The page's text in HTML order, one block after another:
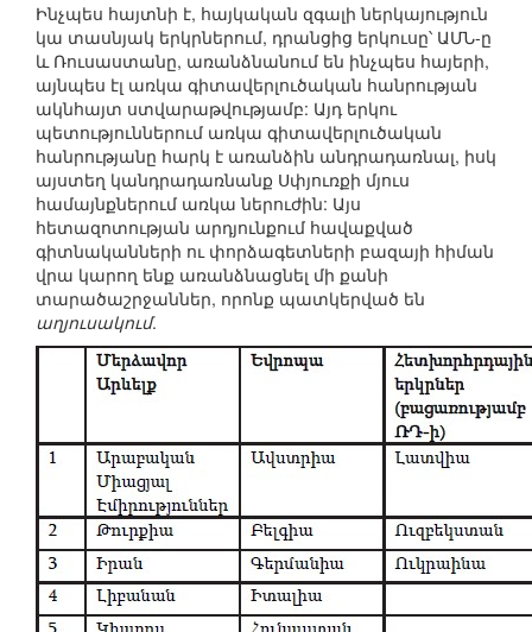
Ինչպես հայտնի է, հայկական զգալի ներկայություն
կա տասնյակ երկրներում, դրանցից երկուսը՝ ԱՄՆ-ը
և Ռուսաստանը, առանձնանում են ինչպես հայերի,
այնպես էլ առկա գիտավերլուծական հանրության
ակնհայտ ստվարաթվությամբ: Այդ երկու
պետություններում առկա գիտավերլուծական
հանրությանը հարկ է առանձին անդրադառնալ, իսկ
այստեղ կանդրադառնանք Սփյուռքի մյուս
համայնքներում առկա ներուժին: Այս
հետազոտության արդյունքում հավաքված
գիտնականների ու փորձագետների բազայի հիման
վրա կարող ենք առանձնացնել մի քանի
տարածաշրջաններ, որոնք պատկերված են
աղյուսակում.